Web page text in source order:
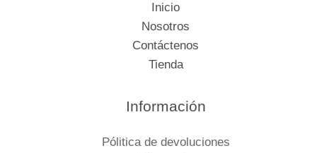
Inicio
Nosotros
Contáctenos
Tienda
Información
Pólitica de devoluciones